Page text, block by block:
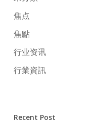
焦点
焦點
行业资讯
行業資訊
Recent Post